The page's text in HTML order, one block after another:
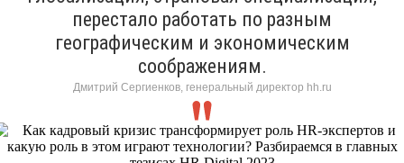
перестало работать по разным
географическим и экономическим
соображениям.
Дмитрий Сергиенков, генеральный директор hh.ru